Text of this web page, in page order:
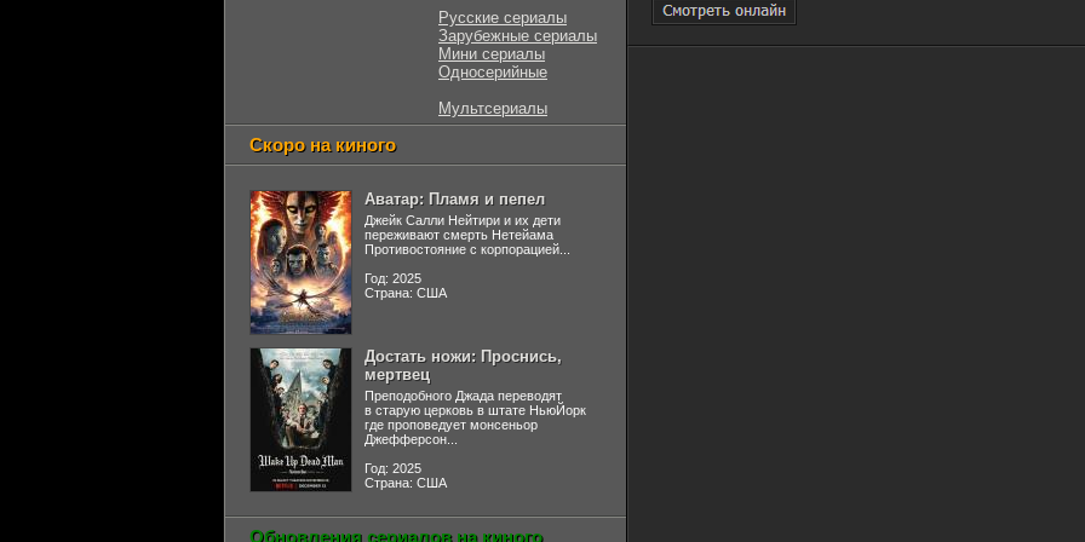
Русские сериалы
Зарубежные сериалы
Мини сериалы
Односерийные
Мультсериалы
Скоро на киного
Аватар: Пламя и пепел
Джейк Салли Нейтири и их дети
переживают смерть Нетейама
Противостояние с корпорацией...
Год: 2025
Страна: США
Достать ножи: Проснись,
мертвец
Преподобного Джада переводят
в старую церковь в штате НьюЙорк
где проповедует монсеньор
Джефферсон...
Год: 2025
Страна: США
Обновления сериалов на киного